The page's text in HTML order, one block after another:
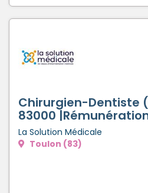
Chirurgien-Dentiste
83000
La Solution Médicale
Toulon (83)